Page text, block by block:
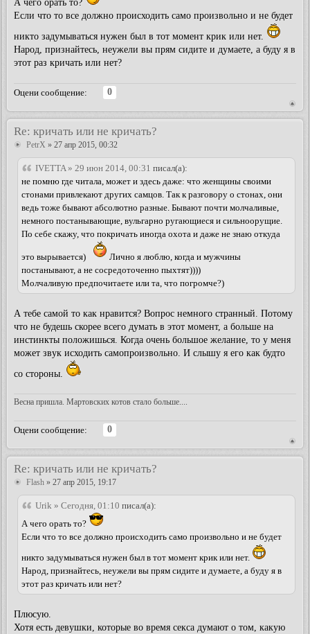
Если что то все должно происходить само произвольно и не будет
никто задумываться нужен был в тот момент крик или нет.
Народ, признайтесь, неужели вы прям сидите и думаете, а буду я в
этот раз кричать или нет?
Оцени сообщение:
0
Re: кричать или не кричать?
PetrX » 27 апр 2015, 00:32
IVETTA » 29 июн 2014, 00:31 писал(а):
не помню где читала, может и здесь даже: что женщины своими
стонами привлекают других самцов. Так к разговору о стонах, они
ведь тоже бывают абсолютно разные. Бывают почти молчаливые,
немного постанывающие, вульгарно ругающиеся и сильноорущие.
По себе скажу, что покричать иногда охота и даже не знаю откуда
это вырывается)
Лично я люблю, когда и мужчины
постанывают, а не сосредоточенно пыхтят))))
Молчаливую предпочитаете или та, что погромче?)
А тебе самой то как нравится? Вопрос немного странный. Потому
что не будешь скорее всего думать в этот момент, а больше на
инстинкты положишься. Когда очень большое желание, то у меня
может звук исходить самопроизвольно. И слышу я его как будто
со стороны.
Весна пришла. Мартовских котов стало больше....
Оцени сообщение:
0
Re: кричать или не кричать?
Flash » 27 апр 2015, 19:17
Urik » Сегодня, 01:10 писал(а):
А чего орать то?
Если что то все должно происходить само произвольно и не будет
никто задумываться нужен был в тот момент крик или нет.
Народ, признайтесь, неужели вы прям сидите и думаете, а буду я в
этот раз кричать или нет?
Плюсую.
Хотя есть девушки, которые во время секса думают о том, какую